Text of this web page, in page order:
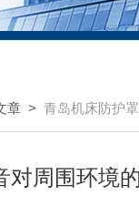
章 > 青岛机床防护
对周围环境